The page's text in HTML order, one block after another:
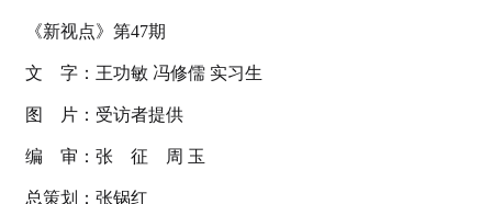
《新视点》第47期
文 字：王功敏 冯修儒 实习生
图 片：受访者提供
编 审：张 征 周 玉
总策划：张锅红